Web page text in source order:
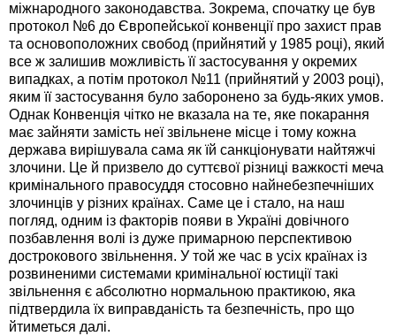
міжнародного законодавства. Зокрема, спочатку це був
протокол №6 до Європейської конвенції про захист прав
та основоположних свобод (прийнятий у 1985 році), який
все ж залишив можливість її застосування у окремих
випадках, а потім протокол №11 (прийнятий у 2003 році),
яким її застосування було заборонено за будь-яких умов.
Однак Конвенція чітко не вказала на те, яке покарання
має зайняти замість неї звільнене місце і тому кожна
держава вирішувала сама як їй санкціонувати найтяжчі
злочини. Це й призвело до суттєвої різниці важкості меча
кримінального правосуддя стосовно найнебезпечніших
злочинців у різних країнах. Саме це і стало, на наш
погляд, одним із факторів появи в Україні довічного
позбавлення волі із дуже примарною перспективою
дострокового звільнення. У той же час в усіх країнах із
розвиненими системами кримінальної юстиції такі
звільнення є абсолютно нормальною практикою, яка
підтвердила їх виправданість та безпечність, про що
йтиметься далі.